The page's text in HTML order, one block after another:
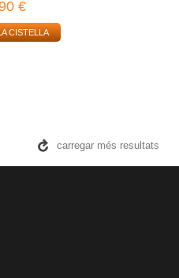
€
CISTELLA
carregar més resultats